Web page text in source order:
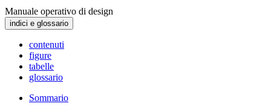
Manuale operativo di design
indici e glossario
contenuti
figure
tabelle
glossario
Sommario